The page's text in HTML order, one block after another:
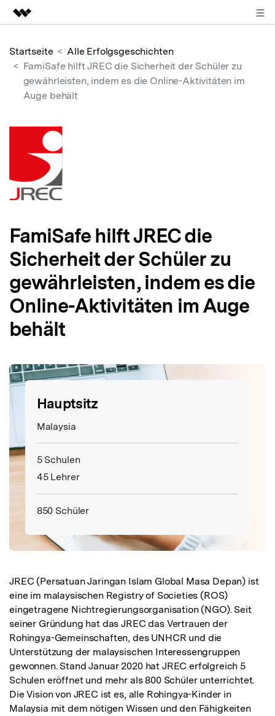
KI-gestützte digitale Kreativität
Dienstprogramme
Business
Überblick
Über uns
Presseraum
Support
Suchen
Startseite
Alle Erfolgsgeschichten
FamiSafe hilft JREC die Sicherheit der Schüler zu
gewährleisten, indem es die Online-Aktivitäten im
Auge behält
FamiSafe hilft JREC die
Sicherheit der Schüler zu
gewährleisten, indem es die
Online-Aktivitäten im Auge
behält
Hauptsitz
Malaysia
5 Schulen
45 Lehrer
850 Schüler
JREC (Persatuan Jaringan Islam Global Masa Depan) ist
eine im malaysischen Registry of Societies (ROS)
eingetragene Nichtregierungsorganisation (NGO). Seit
seiner Gründung hat das JREC das Vertrauen der
Rohingya-Gemeinschaften, des UNHCR und die
Unterstützung der malaysischen Interessengruppen
gewonnen. Stand Januar 2020 hat JREC erfolgreich 5
Schulen eröffnet und mehr als 800 Schüler unterrichtet.
Die Vision von JREC ist es, alle Rohingya-Kinder in
Malaysia mit dem nötigen Wissen und den Fähigkeiten